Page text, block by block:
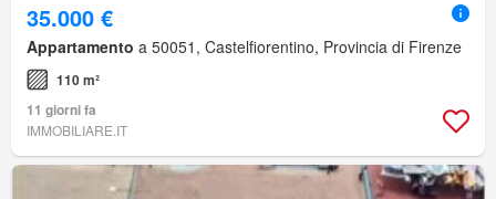
35.000 €
Appartamento a 50051, Castelfiorentino, Provincia di Firenze
110 m²
11 giorni fa
IMMOBILIARE.IT